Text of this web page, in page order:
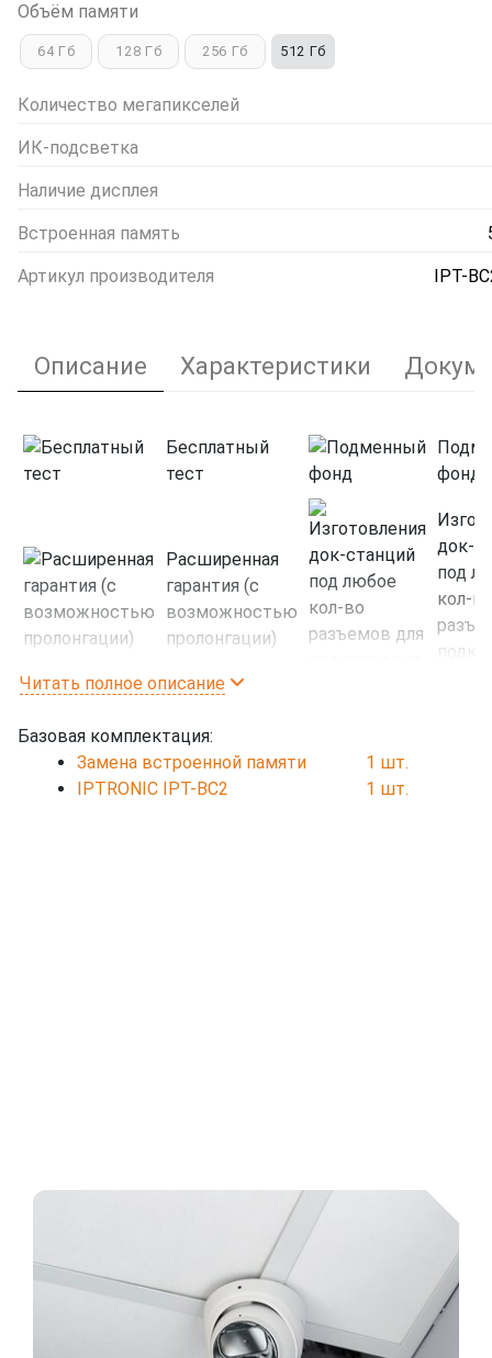
Объём памяти
64 Гб 128 Гб 256 Гб 512 Гб
Количество мегапикселей
ИК-подсветка
Наличие дисплея
Встроенная память
Артикул производителя IPT-
Описание Характеристики
Бесплатный
тест
фонд
Расширенная
гарантия (с
возможностью
пролонгации)
док-
под
кол-во
Доработка ПО
Поддержка пост и пред записи
Бюджетный персональный видеорегистратор
Читать полное описание
Базовая комплектация:
Замена встроенной памяти
1 шт.
IPTRONIC IPT-BC2
1 шт.